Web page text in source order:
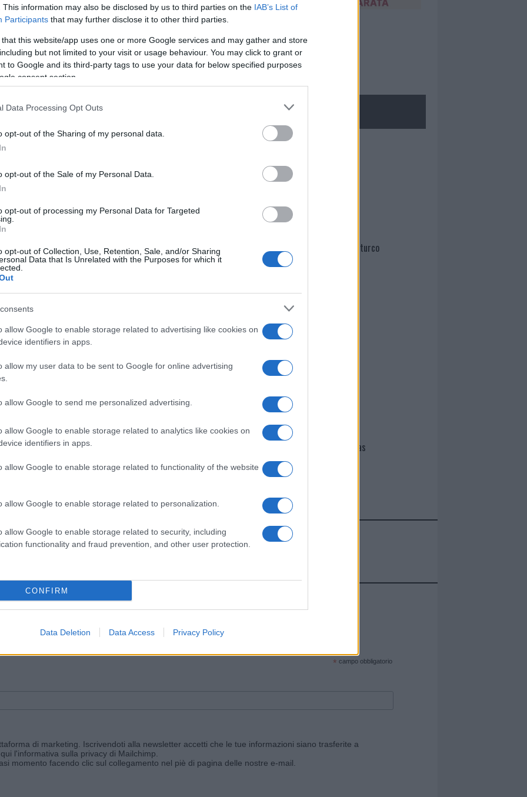
This information may also be disclosed by us to third parties on the IAB’s List of
Participants that may further disclose it to other third parties.
that this website/app uses one or more Google services and may gather and store
but not limited to your visit or usage behaviour. You may click to grant or
to Google and its third-party tags to use your data for below specified purposes
consent section.
Data Processing Opt Outs
opt-out of the Sharing of my personal data.
opt-out of the Sale of my Personal Data.
opt-out of processing my Personal Data for Targeted
opt-out of Collection, Use, Retention, Sale, and/or Sharing
Data that Is Unrelated with the Purposes for which it
allow Google to enable storage related to advertising like cookies on
identifiers in apps.
allow my user data to be sent to Google for online advertising
allow Google to send me personalized advertising.
allow Google to enable storage related to analytics like cookies on
identifiers in apps.
allow Google to enable storage related to functionality of the website
allow Google to enable storage related to personalization.
allow Google to enable storage related to security, including
functionality and fraud prevention, and other user protection.
CONFIRM
Data Deletion Data Access Privacy Policy
già insignita delriconoscimento Unesco
inserita nella rete delle grandi
di GalluraOggi.it
i tuoi video e le tue foto
+39 345 356 7512
news daGoogle News
NECROLOGIE
Martina Agostina Diturco
I nostri cari
I nostri cari
Giovannimaria Cabras
Invia un Comunicato Stampa|Pubblicità|Segnala
e ricevi le nostre email periodiche contenenti le ultime notizie pubblicate sul sito web!
* campo obbligatorio
di marketing. Iscrivendoti alla newsletter accetti che le tue informazioni siano trasferite a
l'informativa sulla privacy di Mailchimp
momento facendo clic sul collegamento nel piè di pagina delle nostre e-mail.